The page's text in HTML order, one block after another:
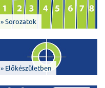
» Sorozatok
» Előkészületben